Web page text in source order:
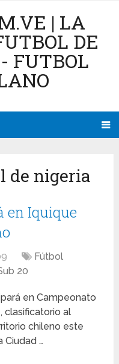
de nigeria
en Iquique
Fútbol
20
en Campeonato
clasificatorio al
chileno este
Ciudad …